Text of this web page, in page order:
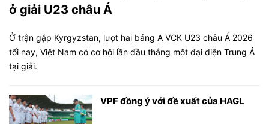
ở giải U23 châu Á
Ở trận gặp Kyrgyzstan, lượt hai bảng A VCK U23 châu Á 2026
tối nay, Việt Nam có cơ hội lần đầu thắng một đại diện Trung Á
tại giải.
VPF đồng ý với đề xuất của HAGL